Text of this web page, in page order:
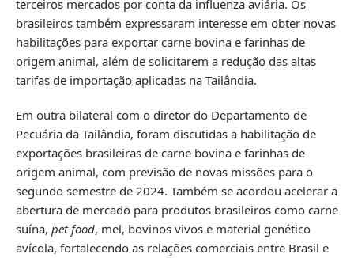
terceiros mercados por conta da influenza aviária. Os
brasileiros também expressaram interesse em obter novas
habilitações para exportar carne bovina e farinhas de
origem animal, além de solicitarem a redução das altas
tarifas de importação aplicadas na Tailândia.
Em outra bilateral com o diretor do Departamento de
Pecuária da Tailândia, foram discutidas a habilitação de
exportações brasileiras de carne bovina e farinhas de
origem animal, com previsão de novas missões para o
segundo semestre de 2024. Também se acordou acelerar a
abertura de mercado para produtos brasileiros como carne
suína, pet food, mel, bovinos vivos e material genético
avícola, fortalecendo as relações comerciais entre Brasil e